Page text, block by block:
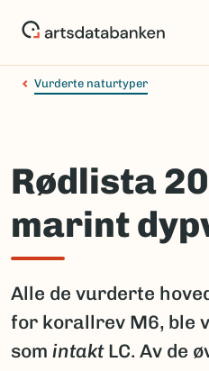
Vurderte naturtyper
Rødlista
marint
Alle de vurderte
for korallrev M6, ble
som intakt LC. Av de